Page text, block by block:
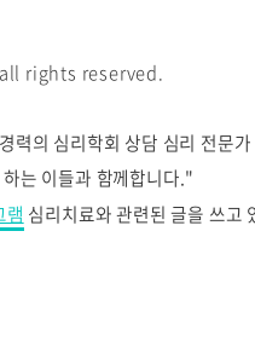
rights reserved.
력의 심리학회 상담 심리 전문
는 이들과 함께합니다."
램 심리치료와 관련된 글을 쓰고